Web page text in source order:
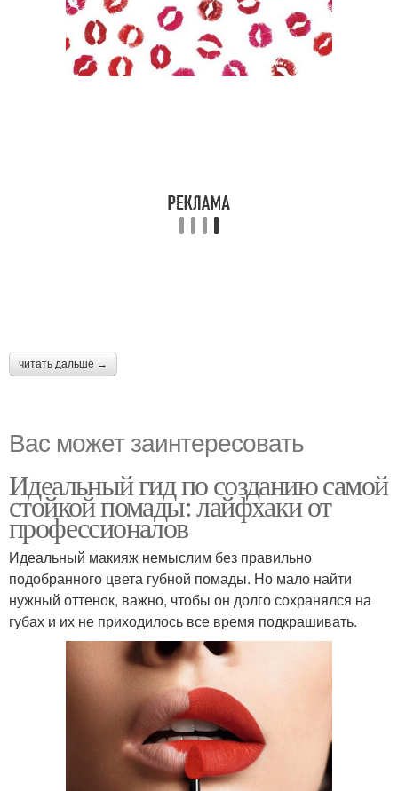
читать дальше →
Вас может заинтересовать
Идеальный гид по созданию самой
стойкой помады: лайфхаки от
профессионалов
Идеальный макияж немыслим без правильно
подобранного цвета губной помады. Но мало найти
нужный оттенок, важно, чтобы он долго сохранялся на
губах и их не приходилось все время подкрашивать.